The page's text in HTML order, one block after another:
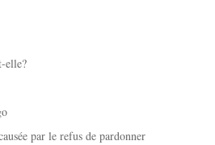
elle?
par le refus de pardonner